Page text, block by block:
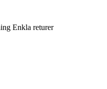
Enkla returer